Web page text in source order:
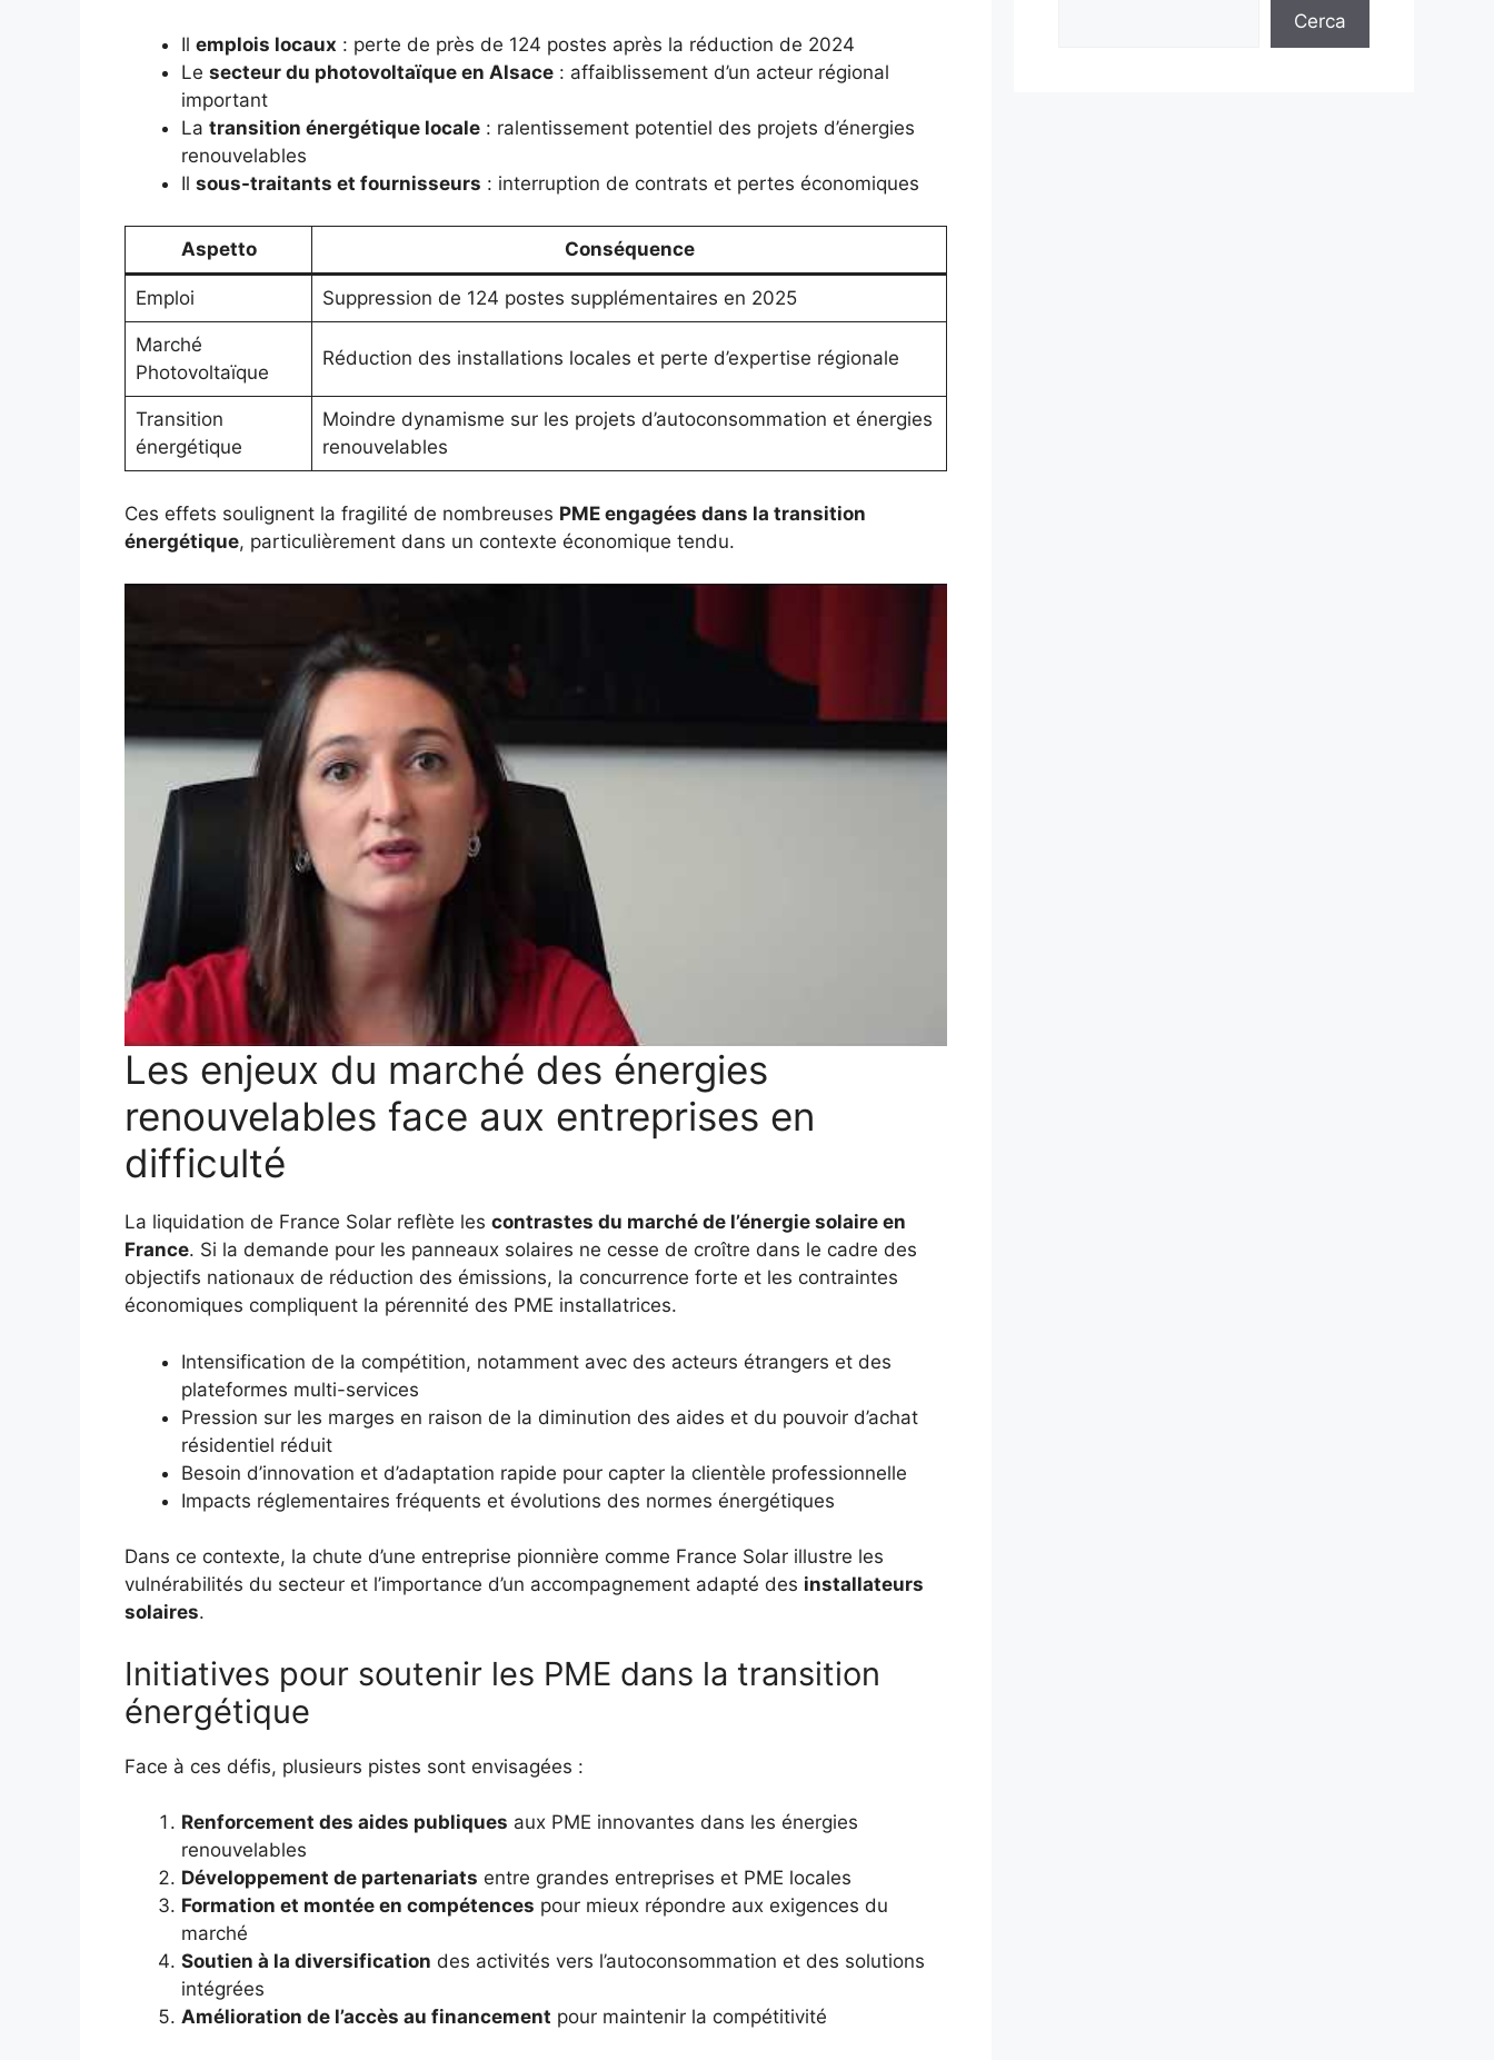
Il emplois locaux : perte de près de 124 postes après la réduction de 2024
Le secteur du photovoltaïque en Alsace : affaiblissement d’un acteur régional
important
La transition énergétique locale : ralentissement potentiel des projets d’énergies
renouvelables
Il sous-traitants et fournisseurs : interruption de contrats et pertes économiques
Aspetto Conséquence
Emploi Suppression de 124 postes supplémentaires en 2025
Marché
Photovoltaïque
Réduction des installations locales et perte d’expertise régionale
Transition
énergétique
Moindre dynamisme sur les projets d’autoconsommation et énergies
renouvelables
Ces effets soulignent la fragilité de nombreuses PME engagées dans la transition
énergétique, particulièrement dans un contexte économique tendu.
Les enjeux du marché des énergies
renouvelables face aux entreprises en
difficulté
La liquidation de France Solar reflète les contrastes du marché de l’énergie solaire en
France. Si la demande pour les panneaux solaires ne cesse de croître dans le cadre des
objectifs nationaux de réduction des émissions, la concurrence forte et les contraintes
économiques compliquent la pérennité des PME installatrices.
Intensification de la compétition, notamment avec des acteurs étrangers et des
plateformes multi-services
Pression sur les marges en raison de la diminution des aides et du pouvoir d’achat
résidentiel réduit
Besoin d’innovation et d’adaptation rapide pour capter la clientèle professionnelle
Impacts réglementaires fréquents et évolutions des normes énergétiques
Dans ce contexte, la chute d’une entreprise pionnière comme France Solar illustre les
vulnérabilités du secteur et l’importance d’un accompagnement adapté des installateurs
solaires.
Initiatives pour soutenir les PME dans la transition
énergétique
Face à ces défis, plusieurs pistes sont envisagées :
Renforcement des aides publiques aux PME innovantes dans les énergies
renouvelables
Développement de partenariats entre grandes entreprises et PME locales
Formation et montée en compétences pour mieux répondre aux exigences du
marché
Soutien à la diversification des activités vers l’autoconsommation et des solutions
intégrées
Amélioration de l’accès au financement pour maintenir la compétitivité
Cerca